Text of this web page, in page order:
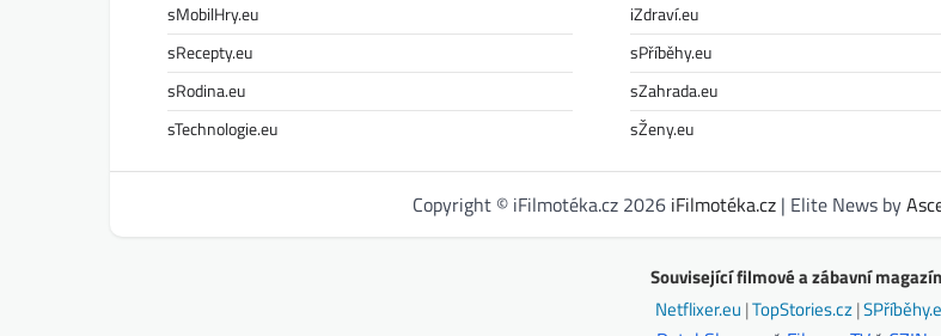
sMobilHry.eu
sRecepty.eu
sRodina.eu
sTechnologie.eu
iZdraví.eu
sPříběhy.eu
sZahrada.eu
sŽeny.eu
Copyright © iFilmotéka.cz 2026 iFilmotéka.cz| Elite News by
Související filmové a zábavní
Netflixer.eu |TopStories.cz|